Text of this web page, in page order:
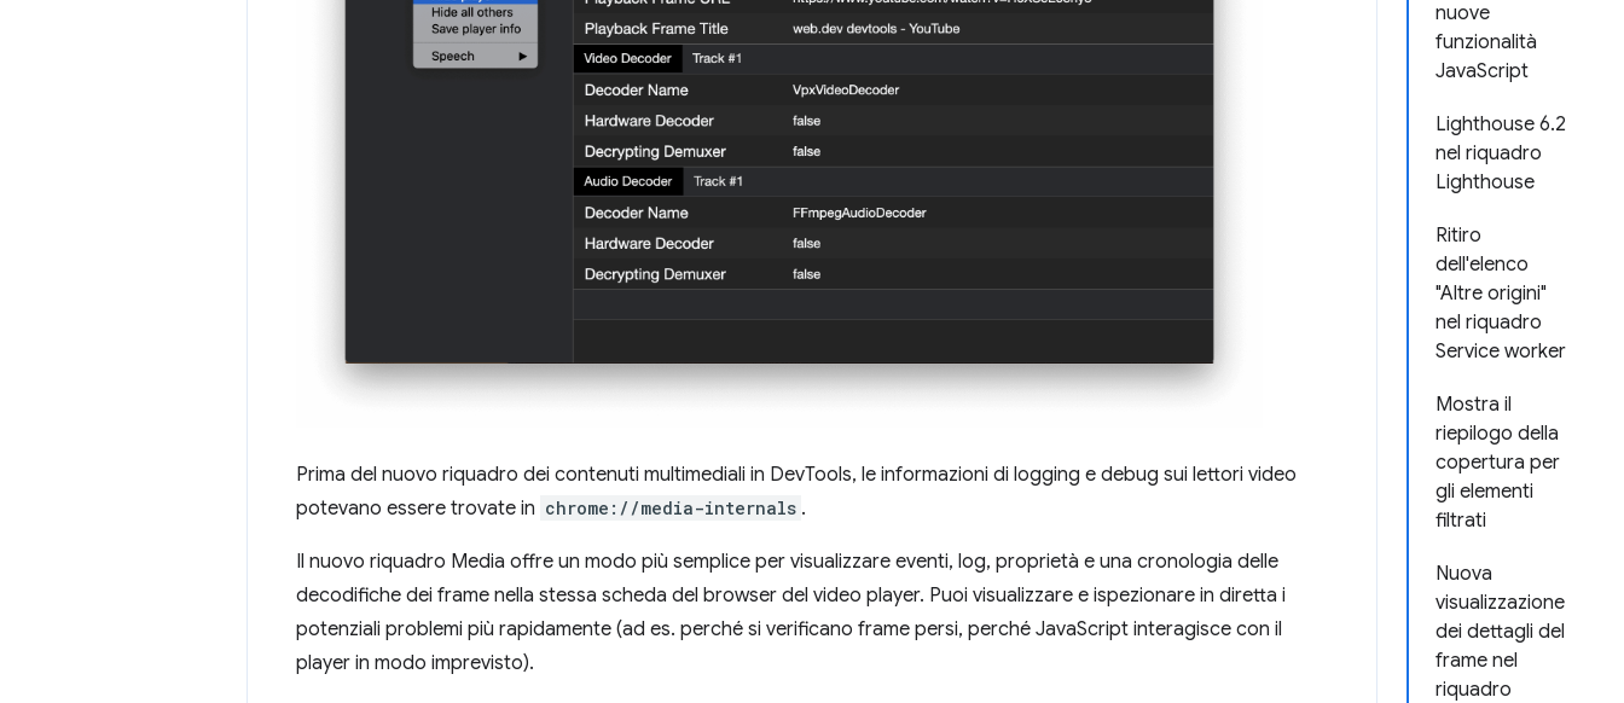
nuove
funzionalità
JavaScript
Lighthouse 6.2
nel riquadro
Lighthouse
Ritiro
dell'elenco
"Altre origini"
nel riquadro
Service worker
Mostra il
riepilogo della
copertura per
gli elementi
filtrati
Nuova
visualizzazione
dei dettagli del
frame nel
riquadro
Prima del nuovo riquadro dei contenuti multimediali in DevTools, le informazioni di logging e debug sui lettori video
potevano essere trovate in chrome://media-internals .
Il nuovo riquadro Media offre un modo più semplice per visualizzare eventi, log, proprietà e una cronologia delle
decodifiche dei frame nella stessa scheda del browser del video player. Puoi visualizzare e ispezionare in diretta i
potenziali problemi più rapidamente (ad es. perché si verificano frame persi, perché JavaScript interagisce con il
player in modo imprevisto).